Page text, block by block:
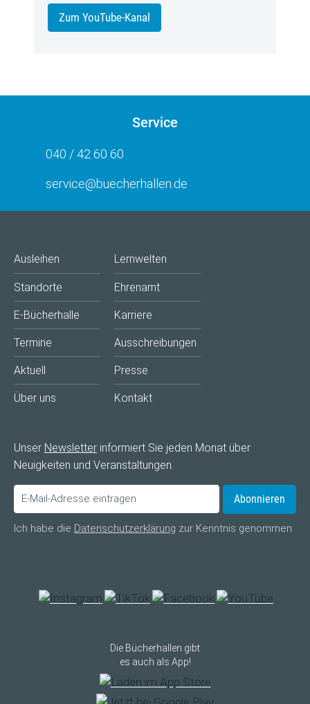
Zum YouTube-Kanal
Service
040 / 42 60 60
service@buecherhallen.de
Ausleihen
Standorte
E-Bücherhalle
Termine
Aktuell
Über uns
Lernwelten
Ehrenamt
Karriere
Ausschreibungen
Presse
Kontakt
Unser Newsletter informiert Sie jeden Monat über
Neuigkeiten und Veranstaltungen.
Abonnieren
Ich habe die Datenschutzerklärung zur Kenntnis genommen.
Die Bücherhallen gibt
es auch als App!